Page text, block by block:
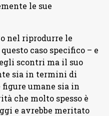
le sue
nel riprodurre le
caso specifico – e
scontri ma il suo
sia in termini di
umane sia in
che molto spesso è
e avrebbe meritato